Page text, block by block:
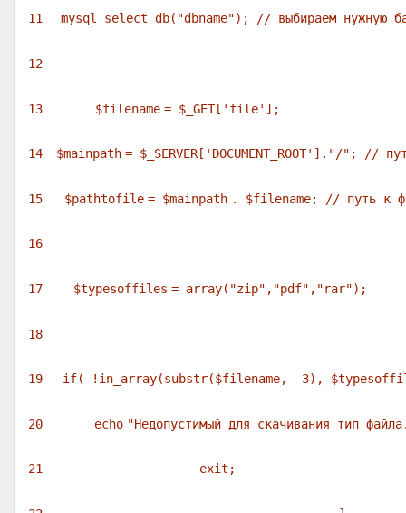
11 mysql_select_db( "dbname"); // выбираем нужную
12
13 $filename = $_GET[ 'file' ];
14 $mainpath = $_SERVER[ 'DOCUMENT_ROOT' ]. "/" ; //
15 $pathtofile = $mainpath . $filename; // путь к
16
17 $typesoffiles = array( "zip" , "pdf" , "rar");
18
19 if( !in_array(substr($filename, -3),
20 echo "Недопустимый для скачивания тип
21 exit ;